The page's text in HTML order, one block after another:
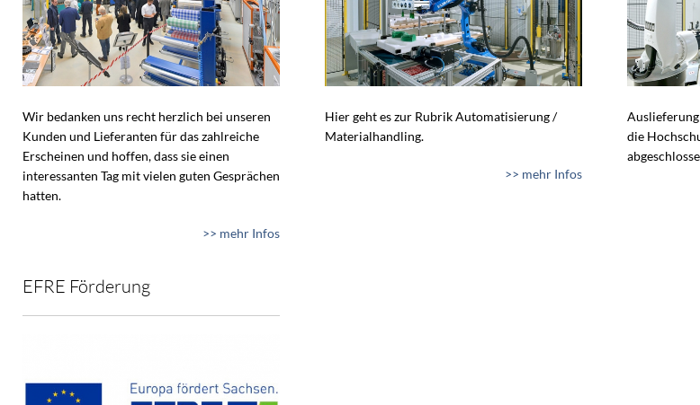
Wir bedanken uns recht herzlich bei unseren
Kunden und Lieferanten für das zahlreiche
Erscheinen und hoffen, dass sie einen
interessanten Tag mit vielen guten Gesprächen
hatten.
>> mehr Infos
Hier geht es zur Rubrik Automatisierung /
Materialhandling.
>> mehr Infos
die
EFRE Förderung